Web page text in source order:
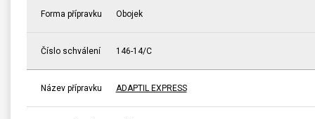
Forma přípravku Obojek
Číslo schválení 146-14/C
Název přípravku ADAPTIL EXPRESS